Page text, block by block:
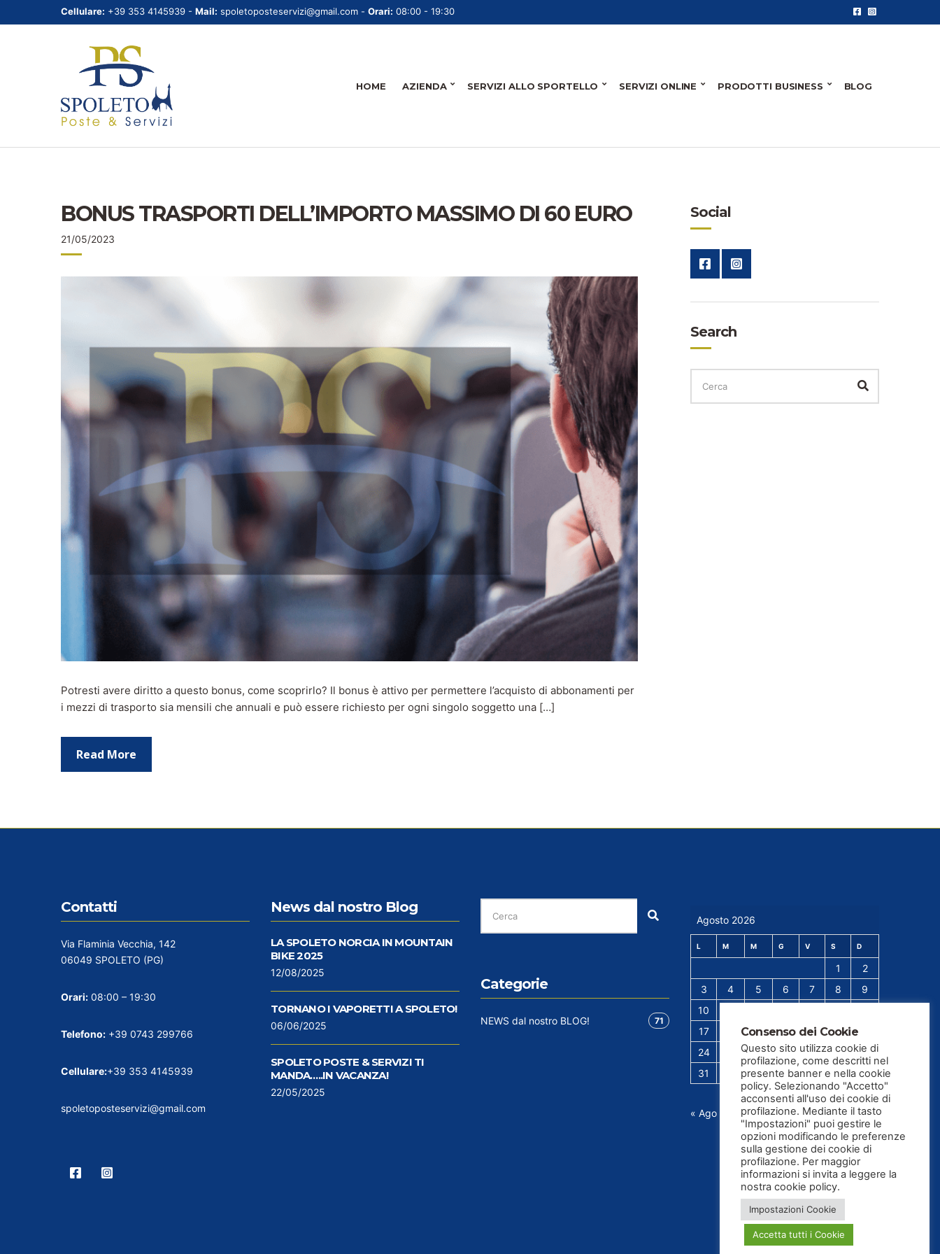
Cellulare: +39 353 4145939 - Mail: spoletoposteservizi@gmail.com - Orari: 08:00 - 19:30
HOME AZIENDA SERVIZI ALLO SPORTELLO SERVIZI ONLINE PRODOTTI BUSINESS BLOG
BONUS TRASPORTI DELL’IMPORTO MASSIMO DI 60 EURO
21/05/2023
Potresti avere diritto a questo bonus, come scoprirlo? Il bonus è attivo per permettere l’acquisto di abbonamenti per
i mezzi di trasporto sia mensili che annuali e può essere richiesto per ogni singolo soggetto una […]
Read More
Social
Search
CERCA
PER:
Contatti
Via Flaminia Vecchia, 142
06049 SPOLETO (PG)
Orari: 08:00 – 19:30
Telefono: +39 0743 299766
Cellulare:+39 353 4145939
spoletoposteservizi@gmail.com
News dal nostro Blog
LA SPOLETO NORCIA IN MOUNTAIN
BIKE 2025
12/08/2025
TORNANO I VAPORETTI A SPOLETO!
06/06/2025
SPOLETO POSTE & SERVIZI TI
MANDA…..IN VACANZA!
22/05/2025
CERCA
PER:
Categorie
NEWS dal nostro BLOG! 71
Agosto 2026
L M M G V S D
1
2
3
4 5 6 7 8
9
10
17
19 20 21 22
24
26 27 28 29
30
31
« Ago
Consenso dei Cookie
Questo sito utilizza cookie di
profilazione, come descritti nel
presente banner e nella cookie
policy. Selezionando "Accetto"
acconsenti all'uso dei cookie di
profilazione. Mediante il tasto
"Impostazioni" puoi gestire le
opzioni modificando le preferenze
sulla gestione dei cookie di
profilazione. Per maggior
informazioni si invita a leggere la
nostra cookie policy.
Impostazioni Cookie
Accetta tutti i Cookie